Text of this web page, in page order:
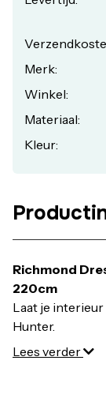
Merk:
Winkel:
Materiaal:
Kleur:
Richmond
220cm
Laat je
Hunter.
Lees verder